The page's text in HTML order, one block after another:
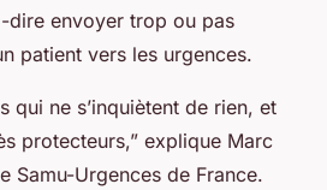
dire envoyer trop ou pas
patient vers les urgences.
qui ne s’inquiètent de rien, et
protecteurs,” explique Marc
Samu-Urgences de France.